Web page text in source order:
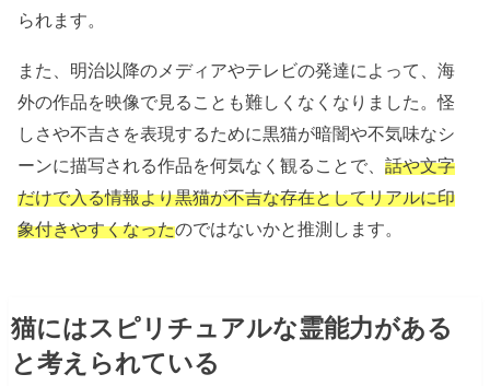
られます。
また、明治以降のメディアやテレビの発達によって、海
外の作品を映像で見ることも難しくなくなりました。怪
しさや不吉さを表現するために黒猫が暗闇や不気味なシ
ーンに描写される作品を何気なく観ることで、話や文字
だけで入る情報より黒猫が不吉な存在としてリアルに印
象付きやすくなったのではないかと推測します。
猫にはスピリチュアルな霊能力がある
と考えられている